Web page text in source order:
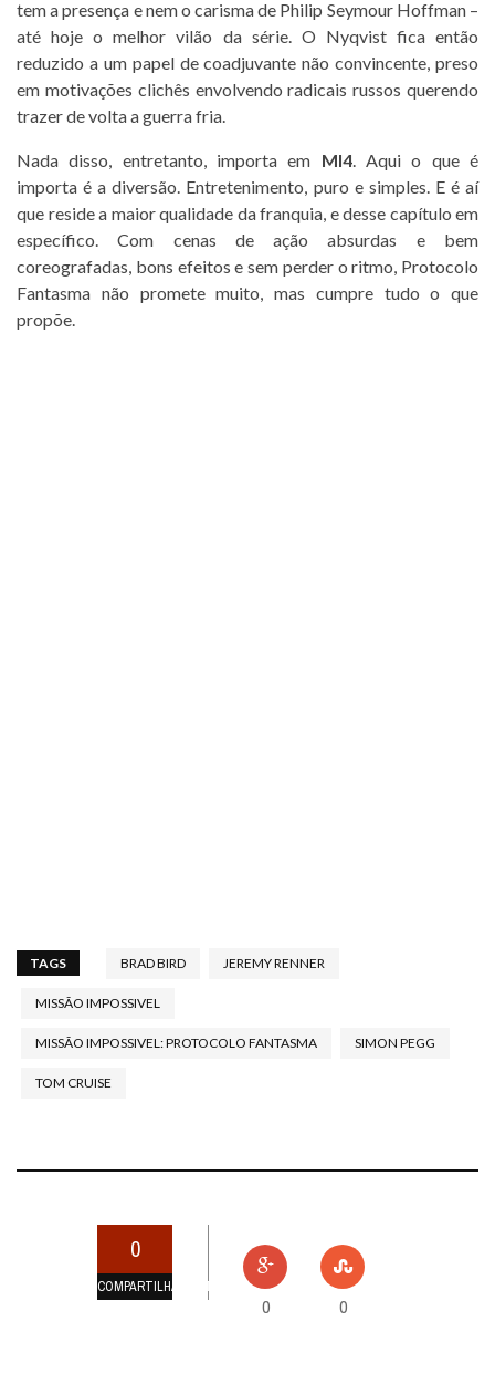
tem a presença e nem o carisma de Philip Seymour Hoffman –
até hoje o melhor vilão da série. O Nyqvist fica então
reduzido a um papel de coadjuvante não convincente, preso
em motivações clichês envolvendo radicais russos querendo
trazer de volta a guerra fria.
Nada disso, entretanto, importa em MI4. Aqui o que é
importa é a diversão. Entretenimento, puro e simples. E é aí
que reside a maior qualidade da franquia, e desse capítulo em
específico. Com cenas de ação absurdas e bem
coreografadas, bons efeitos e sem perder o ritmo, Protocolo
Fantasma não promete muito, mas cumpre tudo o que
propõe.
TAGS BRAD BIRD JEREMY RENNER
MISSÃO IMPOSSIVEL
MISSÃO IMPOSSIVEL: PROTOCOLO FANTASMA SIMON PEGG
TOM CRUISE
0
COMPARTILHAMENTOS
0 0